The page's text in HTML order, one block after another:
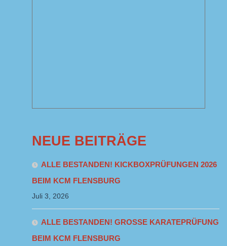
NEUE BEITRÄGE
ALLE BESTANDEN! KICKBOXPRÜFUNGEN 2026
BEIM KCM FLENSBURG
Juli 3, 2026
ALLE BESTANDEN! GROSSE KARATEPRÜFUNG B
EIM KCM FLENSBURG